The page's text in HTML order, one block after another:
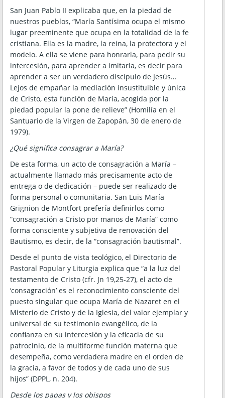
San Juan Pablo II explicaba que, en la piedad de
nuestros pueblos, “María Santísima ocupa el mismo
lugar preeminente que ocupa en la totalidad de la fe
cristiana. Ella es la madre, la reina, la protectora y el
modelo. A ella se viene para honrarla, para pedir su
intercesión, para aprender a imitarla, es decir para
aprender a ser un verdadero discípulo de Jesús…
Lejos de empañar la mediación insustituible y única
de Cristo, esta función de María, acogida por la
piedad popular la pone de relieve” (Homilía en el
Santuario de la Virgen de Zapopán, 30 de enero de
1979).
¿Qué significa consagrar a María?
De esta forma, un acto de consagración a María –
actualmente llamado más precisamente acto de
entrega o de dedicación – puede ser realizado de
forma personal o comunitaria. San Luis María
Grignion de Montfort prefería definirlos como
“consagración a Cristo por manos de María” como
forma consciente y subjetiva de renovación del
Bautismo, es decir, de la “consagración bautismal”.
Desde el punto de vista teológico, el Directorio de
Pastoral Popular y Liturgia explica que “a la luz del
testamento de Cristo (cfr. Jn 19,25-27), el acto de
‘consagración’ es el reconocimiento consciente del
puesto singular que ocupa María de Nazaret en el
Misterio de Cristo y de la Iglesia, del valor ejemplar y
universal de su testimonio evangélico, de la
confianza en su intercesión y la eficacia de su
patrocinio, de la multiforme función materna que
desempeña, como verdadera madre en el orden de
la gracia, a favor de todos y de cada uno de sus
hijos” (DPPL, n. 204).
Desde los papas y los obispos